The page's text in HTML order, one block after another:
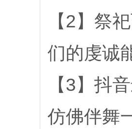
【2】祭
们的虔诚
【3】抖
仿佛伴舞